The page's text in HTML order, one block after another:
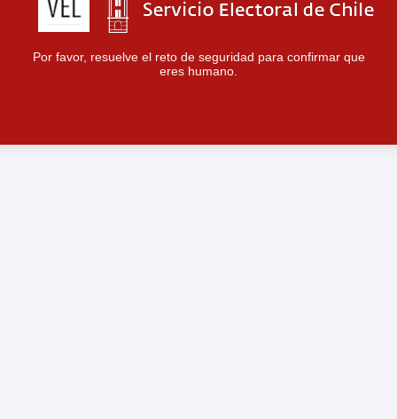
Por favor, resuelve el reto de seguridad para confirmar que
eres humano.